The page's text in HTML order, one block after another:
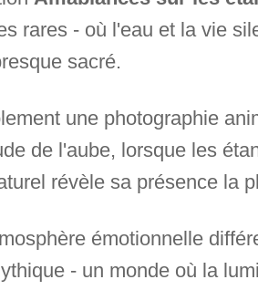
rares - où l'eau et la vie
sacré.
une photographie
de l'aube, lorsque les
révèle sa présence la
émotionnelle
- un monde où la